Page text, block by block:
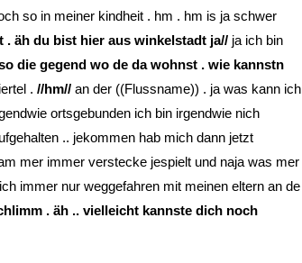
so in meiner kindheit . hm . hm is ja schwer
äh du bist hier aus winkelstadt ja// ja ich bin
die gegend wo de da wohnst . wie kannstn
. //hm// an der ((Flussname)) . ja was kann ich
ortsgebunden ich bin irgendwie nich
.. jekommen hab mich dann jetzt
mer immer verstecke jespielt und naja was mer
immer nur weggefahren mit meinen eltern an de
. äh .. vielleicht kannste dich noch